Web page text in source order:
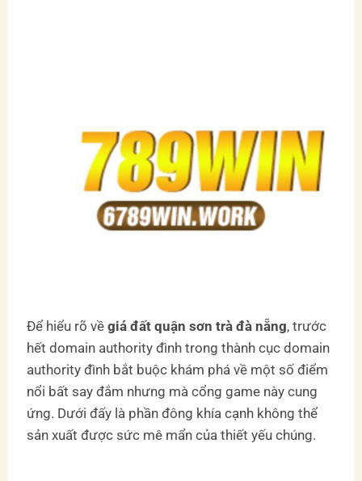
Để hiểu rõ vềgiá đất quận sơn trà đà nẵng, trước
hết domain authority đình trong thành cục domain
authority đình bắt buộc khám phá về một số điểm
nổi bất say đắm nhưng mà cổng game này cung
ứng. Dưới đấy là phần đông khía cạnh không thể
sản xuất được sức mê mẩn của thiết yếu chúng.